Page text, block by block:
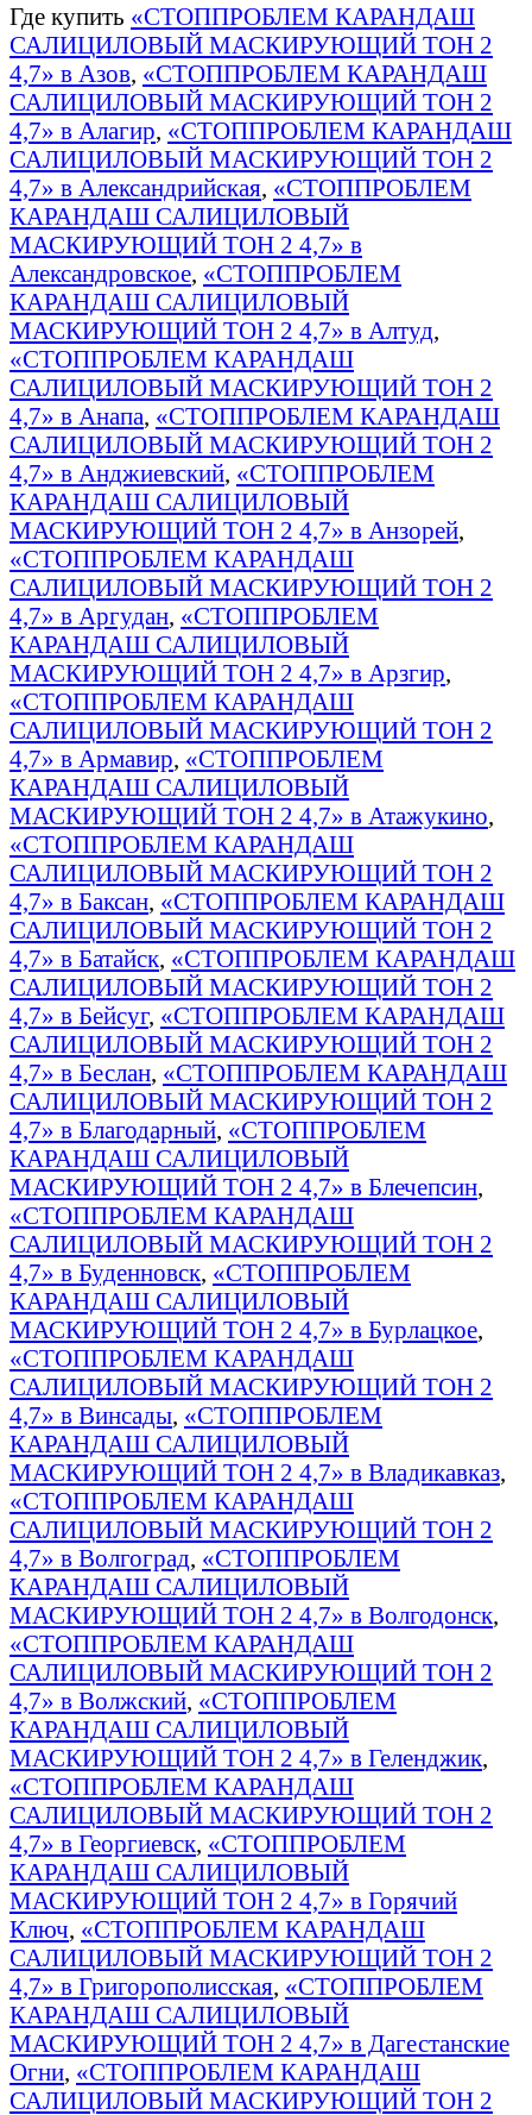
Где купить «СТОППРОБЛЕМ КАРАНДАШ
САЛИЦИЛОВЫЙ МАСКИРУЮЩИЙ ТОН 2
4,7» в Азов, «СТОППРОБЛЕМ КАРАНДАШ
САЛИЦИЛОВЫЙ МАСКИРУЮЩИЙ ТОН 2
4,7» в Алагир, «СТОППРОБЛЕМ КАРАНДАШ
САЛИЦИЛОВЫЙ МАСКИРУЮЩИЙ ТОН 2
4,7» в Александрийская, «СТОППРОБЛЕМ
КАРАНДАШ САЛИЦИЛОВЫЙ
МАСКИРУЮЩИЙ ТОН 2 4,7» в
Александровское, «СТОППРОБЛЕМ
КАРАНДАШ САЛИЦИЛОВЫЙ
МАСКИРУЮЩИЙ ТОН 2 4,7» в Алтуд,
«СТОППРОБЛЕМ КАРАНДАШ
САЛИЦИЛОВЫЙ МАСКИРУЮЩИЙ ТОН 2
4,7» в Анапа, «СТОППРОБЛЕМ КАРАНДАШ
САЛИЦИЛОВЫЙ МАСКИРУЮЩИЙ ТОН 2
4,7» в Анджиевский, «СТОППРОБЛЕМ
КАРАНДАШ САЛИЦИЛОВЫЙ
МАСКИРУЮЩИЙ ТОН 2 4,7» в Анзорей,
«СТОППРОБЛЕМ КАРАНДАШ
САЛИЦИЛОВЫЙ МАСКИРУЮЩИЙ ТОН 2
4,7» в Аргудан, «СТОППРОБЛЕМ
КАРАНДАШ САЛИЦИЛОВЫЙ
МАСКИРУЮЩИЙ ТОН 2 4,7» в Арзгир,
«СТОППРОБЛЕМ КАРАНДАШ
САЛИЦИЛОВЫЙ МАСКИРУЮЩИЙ ТОН 2
4,7» в Армавир, «СТОППРОБЛЕМ
КАРАНДАШ САЛИЦИЛОВЫЙ
МАСКИРУЮЩИЙ ТОН 2 4,7» в Атажукино,
«СТОППРОБЛЕМ КАРАНДАШ
САЛИЦИЛОВЫЙ МАСКИРУЮЩИЙ ТОН 2
4,7» в Баксан, «СТОППРОБЛЕМ КАРАНДАШ
САЛИЦИЛОВЫЙ МАСКИРУЮЩИЙ ТОН 2
4,7» в Батайск, «СТОППРОБЛЕМ КАРАНДАШ
САЛИЦИЛОВЫЙ МАСКИРУЮЩИЙ ТОН 2
4,7» в Бейсуг, «СТОППРОБЛЕМ КАРАНДАШ
САЛИЦИЛОВЫЙ МАСКИРУЮЩИЙ ТОН 2
4,7» в Беслан, «СТОППРОБЛЕМ КАРАНДАШ
САЛИЦИЛОВЫЙ МАСКИРУЮЩИЙ ТОН 2
4,7» в Благодарный, «СТОППРОБЛЕМ
КАРАНДАШ САЛИЦИЛОВЫЙ
МАСКИРУЮЩИЙ ТОН 2 4,7» в Блечепсин,
«СТОППРОБЛЕМ КАРАНДАШ
САЛИЦИЛОВЫЙ МАСКИРУЮЩИЙ ТОН 2
4,7» в Буденновск, «СТОППРОБЛЕМ
КАРАНДАШ САЛИЦИЛОВЫЙ
МАСКИРУЮЩИЙ ТОН 2 4,7» в Бурлацкое,
«СТОППРОБЛЕМ КАРАНДАШ
САЛИЦИЛОВЫЙ МАСКИРУЮЩИЙ ТОН 2
4,7» в Винсады, «СТОППРОБЛЕМ
КАРАНДАШ САЛИЦИЛОВЫЙ
МАСКИРУЮЩИЙ ТОН 2 4,7» в Владикавказ,
«СТОППРОБЛЕМ КАРАНДАШ
САЛИЦИЛОВЫЙ МАСКИРУЮЩИЙ ТОН 2
4,7» в Волгоград, «СТОППРОБЛЕМ
КАРАНДАШ САЛИЦИЛОВЫЙ
МАСКИРУЮЩИЙ ТОН 2 4,7» в Волгодонск,
«СТОППРОБЛЕМ КАРАНДАШ
САЛИЦИЛОВЫЙ МАСКИРУЮЩИЙ ТОН 2
4,7» в Волжский, «СТОППРОБЛЕМ
КАРАНДАШ САЛИЦИЛОВЫЙ
МАСКИРУЮЩИЙ ТОН 2 4,7» в Геленджик,
«СТОППРОБЛЕМ КАРАНДАШ
САЛИЦИЛОВЫЙ МАСКИРУЮЩИЙ ТОН 2
4,7» в Георгиевск, «СТОППРОБЛЕМ
КАРАНДАШ САЛИЦИЛОВЫЙ
МАСКИРУЮЩИЙ ТОН 2 4,7» в Горячий
Ключ, «СТОППРОБЛЕМ КАРАНДАШ
САЛИЦИЛОВЫЙ МАСКИРУЮЩИЙ ТОН 2
4,7» в Григорополисская, «СТОППРОБЛЕМ
КАРАНДАШ САЛИЦИЛОВЫЙ
МАСКИРУЮЩИЙ ТОН 2 4,7» в Дагестанские
Огни, «СТОППРОБЛЕМ КАРАНДАШ
САЛИЦИЛОВЫЙ МАСКИРУЮЩИЙ ТОН 2